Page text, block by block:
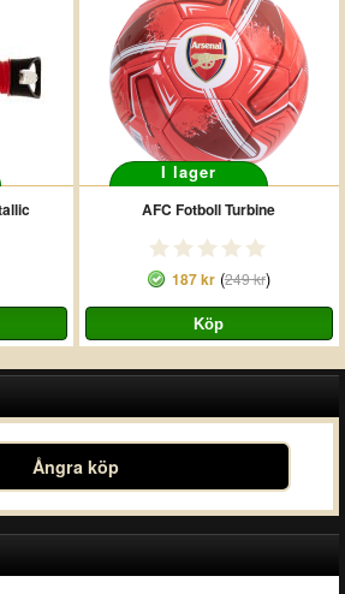
I lager
AFC Fotboll Turbine
187 kr(249 kr)
Ångra köp